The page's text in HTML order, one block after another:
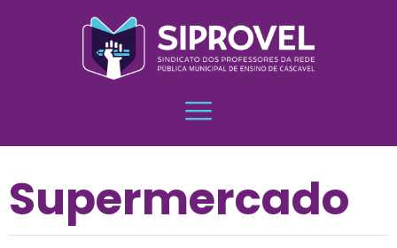
Supermercado